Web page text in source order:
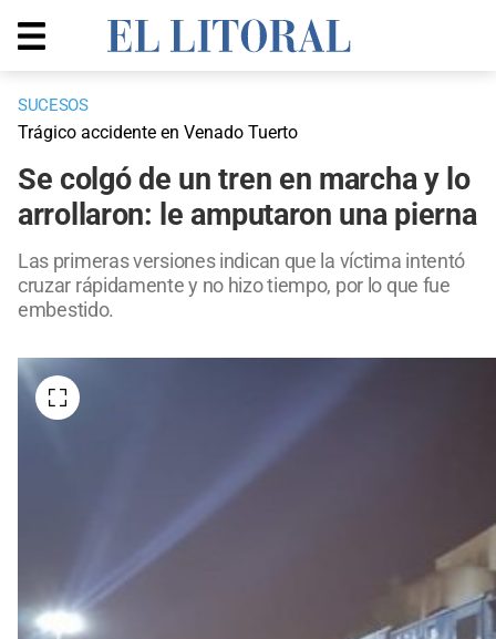
SUCESOS
Trágico accidente en Venado Tuerto
Se colgó de un tren en marcha y lo
arrollaron: le amputaron una pierna
Las primeras versiones indican que la víctima intentó
cruzar rápidamente y no hizo tiempo, por lo que fue
embestido.